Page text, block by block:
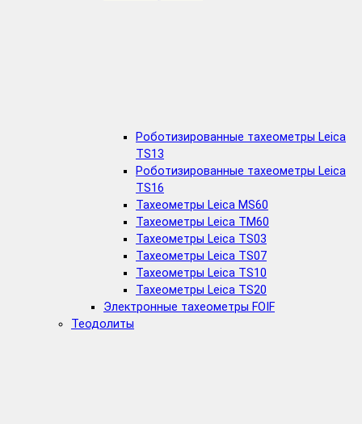
Роботизированные тахеометры Leica
TS13
Роботизированные тахеометры Leica
TS16
Тахеометры Leica MS60
Тахеометры Leica TM60
Тахеометры Leica TS03
Тахеометры Leica TS07
Тахеометры Leica TS10
Тахеометры Leica TS20
Электронные тахеометры FOIF
Теодолиты